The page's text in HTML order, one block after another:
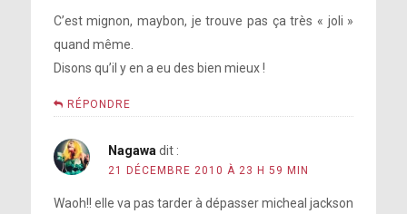
C’est mignon, maybon, je trouve pas ça très « joli »
quand même.
Disons qu’il y en a eu des bien mieux !
RÉPONDRE
Nagawa dit :
21 DÉCEMBRE 2010 À 23 H 59 MIN
Waoh!! elle va pas tarder à dépasser micheal jackson